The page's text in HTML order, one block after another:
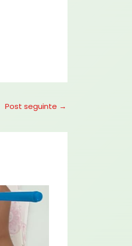
Post seguinte →